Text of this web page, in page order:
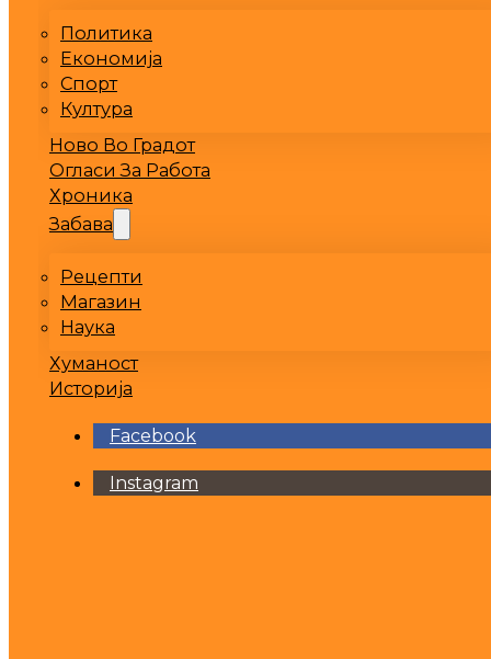
Политика
Економија
Спорт
Култура
Ново Во Градот
Огласи За Работа
Хроника
Забава
Рецепти
Магазин
Наука
Хуманост
Историја
Facebook
Instagram